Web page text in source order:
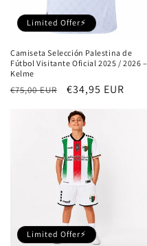
Limited Offer⚡
Camiseta Selección Palestina de
Fútbol Visitante Oficial 2025 / 2026 –
Kelme
Precio
€75,00 EUR
Precio
oferta
€34,95 EUR
Limited Offer⚡